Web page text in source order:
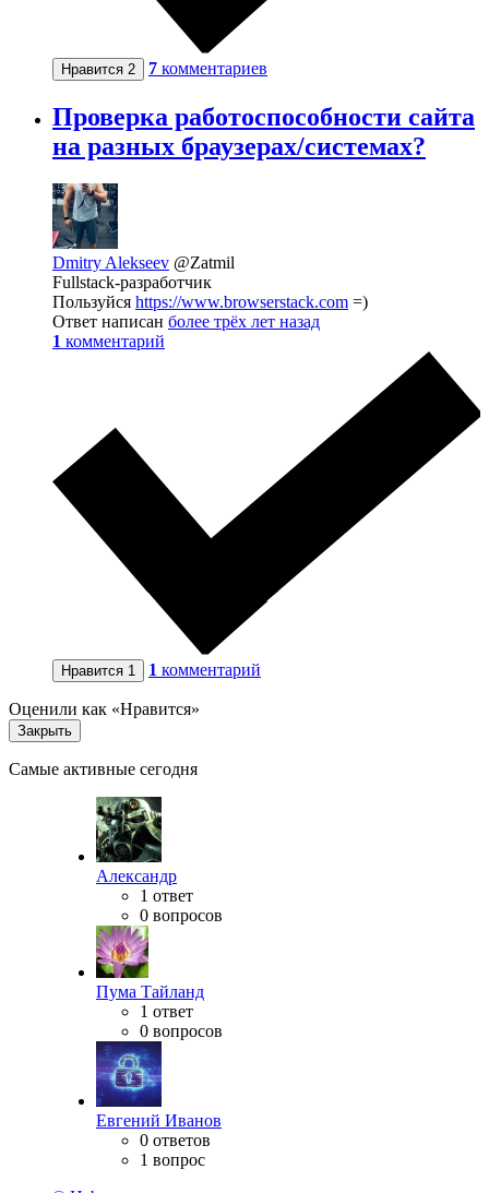
Нравится 2 7 комментариев
Проверка работоспособности сайта
на разных браузерах/системах?
Dmitry Alekseev @Zatmil
Fullstack-разработчик
Пользуйся https://www.browserstack.com =)
Ответ написан более трёх лет назад
1 комментарий
Нравится 1 1 комментарий
Оценили как «Нравится»
Закрыть
Самые активные сегодня
Александр
1 ответ
0 вопросов
Пума Тайланд
1 ответ
0 вопросов
Евгений Иванов
0 ответов
1 вопрос